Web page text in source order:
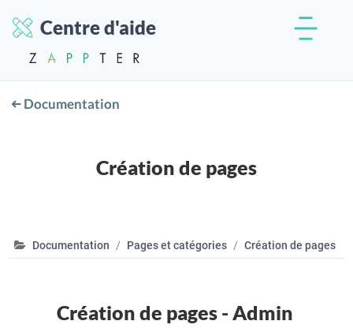
Centre d'aide
Documentation
Création de pages
Documentation Pages et catégories Création de pages
Création de pages - Admin